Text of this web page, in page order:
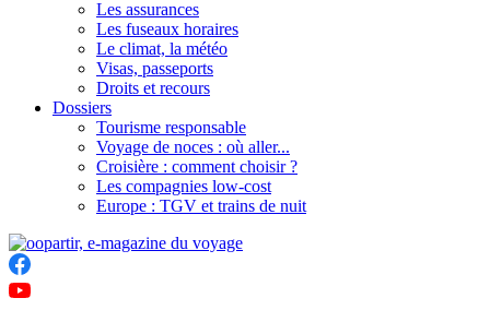
Les assurances
Les fuseaux horaires
Le climat, la météo
Visas, passeports
Droits et recours
Dossiers
Tourisme responsable
Voyage de noces : où aller...
Croisière : comment choisir ?
Les compagnies low-cost
Europe : TGV et trains de nuit